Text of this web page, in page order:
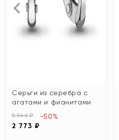
Серьги из серебра с
агатами и фианитами
5 546 ₽
2 773 ₽
-50%